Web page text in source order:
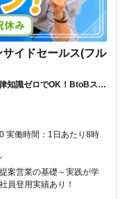
イドセールス(フル
知識ゼロでOK！BtoBスキ
実働時間：1日あたり8時
業の基礎～実践が学
員登用実績あり！